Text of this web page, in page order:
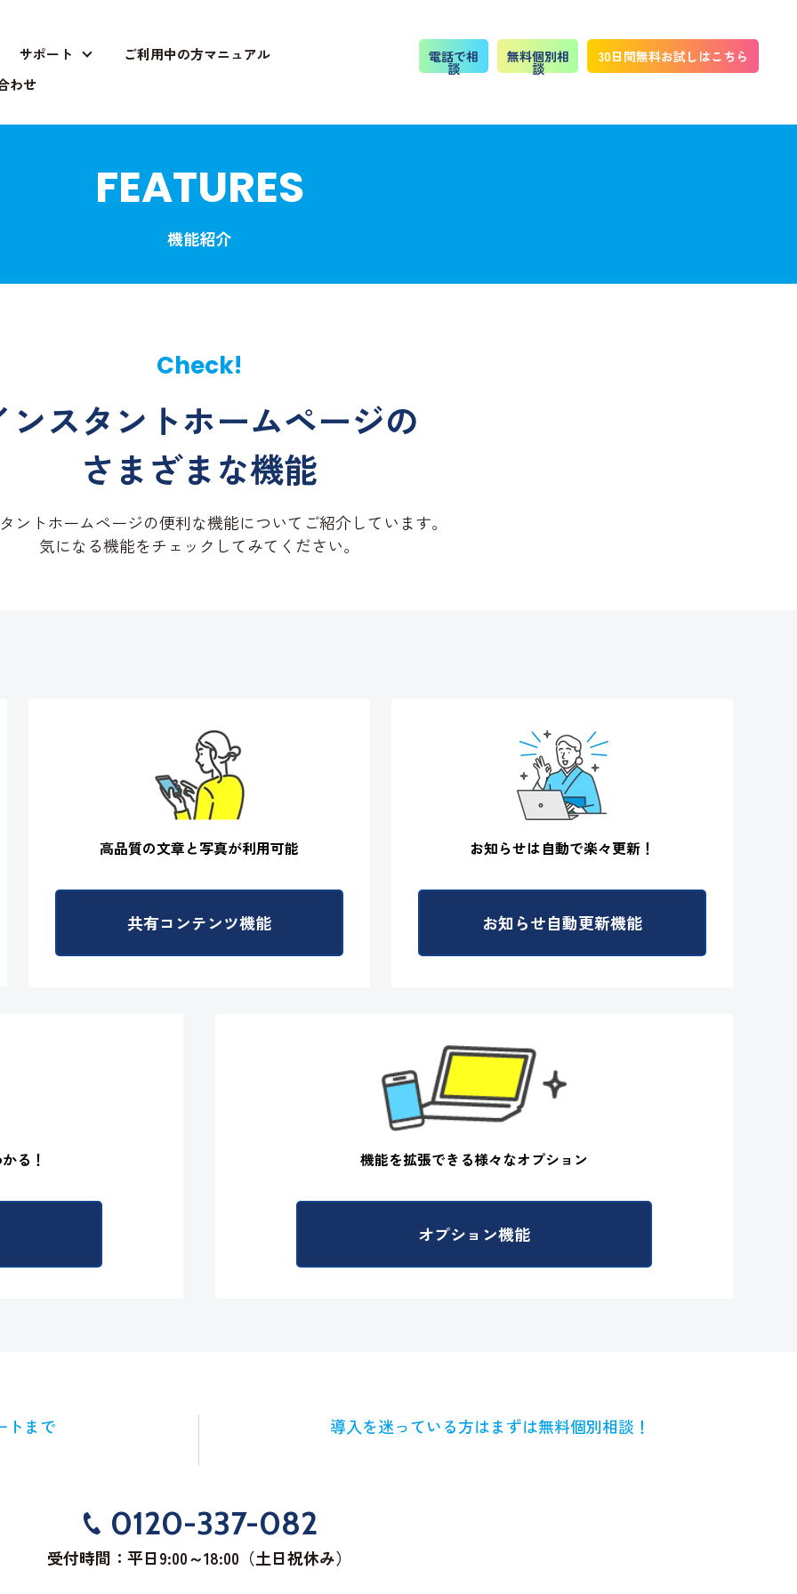
サポート
ご利用中の方マニュアル
わせ
電話で相
談
無料個別相
談
30日間無料お試しはこちら
FEATURES
機能紹介
Check!
ンスタントホームページの
さまざまな機能
ントホームページの便利な機能について ご紹介しています。
気になる機能をチェックしてみてください。
高品質の文章と写真が利用可能
共有コンテンツ機能
お知らせは自動で楽々更新！
お知らせ自動更新機能
る！ 機能を拡張できる様々なオプション
オプション機能
トまで 導入を迷っている方はまずは無料個別相談！
0120-337-082
受付時間：平日9:00～18:00（土日祝休み）